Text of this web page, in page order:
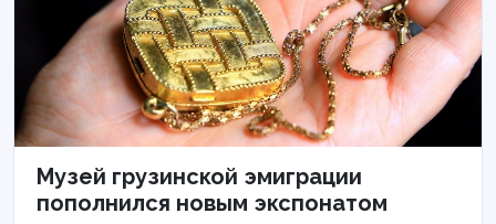
Музей грузинской эмиграции
пополнился новым экспонатом